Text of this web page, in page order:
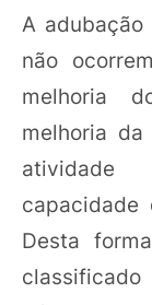
A adubação
não
melhoria
melhoria
atividade
Desta
classificado